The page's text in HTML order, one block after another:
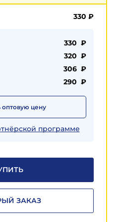
330 ₽
330 ₽
320 ₽
306 ₽
290 ₽
оптовую цену
программе
ЗАКАЗ